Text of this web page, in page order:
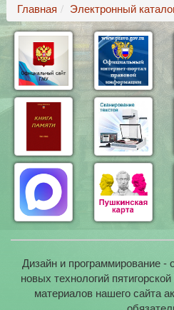
Главная Электронный
Дизайн и программирование -
новых технологий
материалов нашего сайта